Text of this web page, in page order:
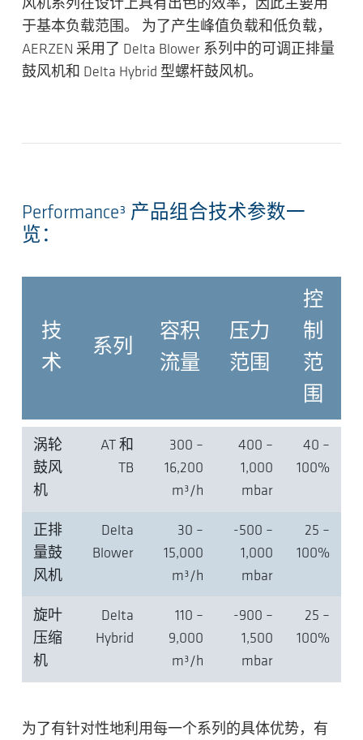
风机系列在设计上具有 出色的效率 ，因此主要用
于基本负载范围。 为了产生峰值负载和低负载，
AERZEN 采用了 Delta Blower 系列中的可调正排量
鼓风机和 Delta Hybrid 型螺杆鼓风机。
Performance³ 产品组合技术参数一
览：
技
术
系列
容积
流量
压力
范围
控
制
范
围
涡轮
鼓风
机
AT 和
TB
300 –
16,200
m³/h
400 –
1,000
mbar
40 –
100%
正排
量鼓
风机
Delta
Blower
30 –
15,000
m³/h
-500 –
1,000
mbar
25 –
100%
旋叶
压缩
机
Delta
Hybrid
110 –
9,000
m³/h
-900 –
1,500
mbar
25 –
100%
为了有针对性地利用每一个系列的具体优势，有